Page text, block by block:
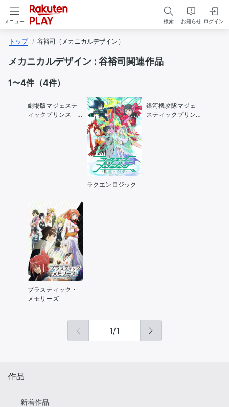
メニュー 検索 お知らせ ログイン
トップ 谷裕司（メカニカルデザイン）
メカニカルデザイン : 谷裕司関連作品
1〜4件（4件）
劇場版マジェステ
ィックプリンス－
ラクエンロジック
銀河機攻隊マジェ
スティックプリン
プラスティック・
メモリーズ
1/1
作品
新着作品